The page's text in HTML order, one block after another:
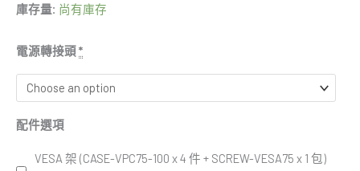
庫存量: 尚有庫存
電源轉接頭*
配件選項
VESA 架 (CASE-VPC75-100 x 4 件 + SCREW-VESA75 x 1 包)